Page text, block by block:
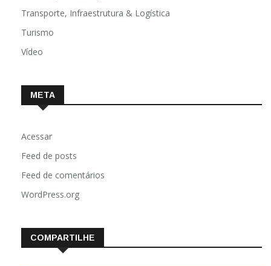
Transporte, Infraestrutura & Logística
Turismo
Vídeo
META
Acessar
Feed de posts
Feed de comentários
WordPress.org
COMPARTILHE